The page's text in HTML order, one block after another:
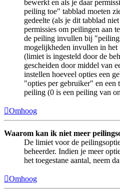
bewerkt en als je daar
peiling toe" tabblad moeten
gedeelte (als je dit tabblad
permissies om peilingen aan
de peiling invullen bij
mogelijkheden invullen in
(limiet is ingesteld door de
gescheiden door middel van
instellen hoeveel opties een
"opties per gebruiker" en
peiling (0 is een peiling van
Omhoog
Waarom kan ik niet meer
De limiet voor de
beheerder. Indien je meer
het toegestane aantal, neem
Omhoog